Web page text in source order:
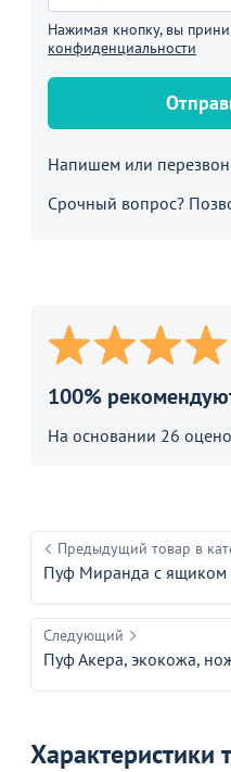
Нажимая кнопку, вы
конфиденциальности
Напишем или
Срочный вопрос?
100%
На основании 26
Предыдущий товар в
Пуф Миранда с ящиком
Следующий
Пуф Акера, экокожа,
Характеристики